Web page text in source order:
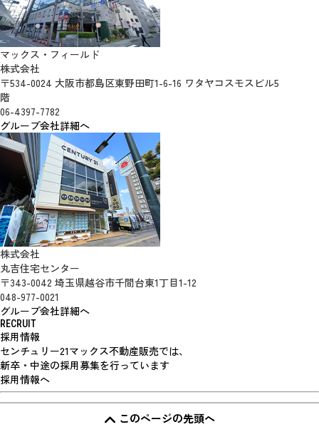
マックス・フィールド
株式会社
〒534-0024 大阪市都島区東野田町1-6-16 ワタヤコスモスビル5
階
06-4397-7782
グループ会社詳細へ
株式会社
丸吉住宅センター
〒343-0042 埼玉県越谷市千間台東1丁目1-12
048-977-0021
グループ会社詳細へ
RECRUIT
採用情報
センチュリー21マックス不動産販売では、
新卒・中途の採用募集を行っています
採用情報へ
このページの先頭へ